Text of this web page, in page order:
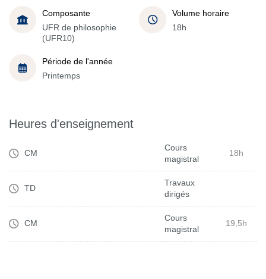
Composante
UFR de philosophie
(UFR10)
Volume horaire
18h
Période de l'année
Printemps
Heures d'enseignement
CM
Cours
magistral
18h
TD
Travaux
dirigés
CM
Cours
magistral
19,5h